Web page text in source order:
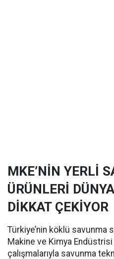
MKE’NİN YERLİ
ÜRÜNLERİ
DİKKAT ÇEKİYOR
Türkiye’nin köklü savunma
Makine ve Kimya
çalışmalarıyla savunma